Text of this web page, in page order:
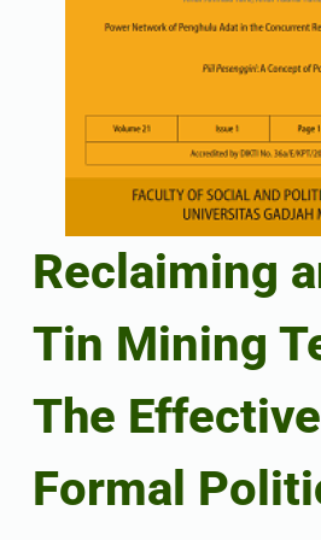
Reclaiming
Tin Mining
The
Formal